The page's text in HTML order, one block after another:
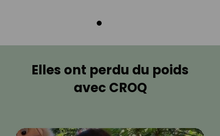
Elles ont perdu du poids
avec CROQ